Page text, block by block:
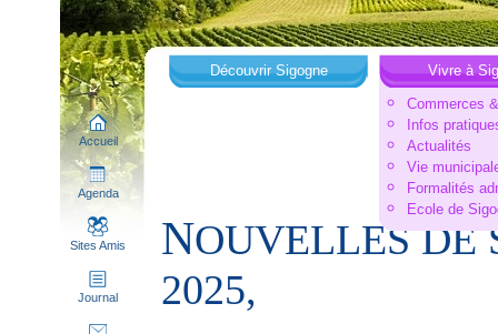
Accueil
Agenda
Sites Amis
Journal
Découvrir Sigogne
Vivre à
Commerces
Infos
Actualités
Vie
Formalités
Ecole de
NOUVELLES DE
2025,